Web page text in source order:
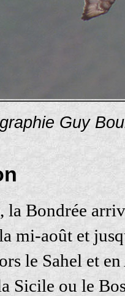
Guy
la Bondrée
mi-août et
le Sahel et
Sicile ou le